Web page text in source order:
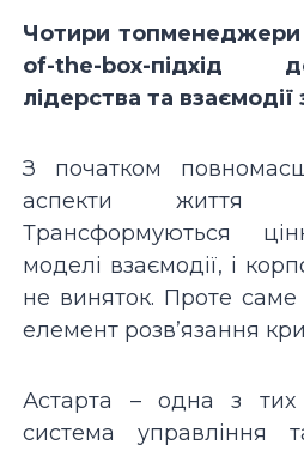
Чотири
of-the-box-підхід
лідерства та
З початком
аспекти життя
Трансформуються
моделі взаємодії, і
не виняток. Проте
елемент розв’язання
Астарта – одна з тих
система управління